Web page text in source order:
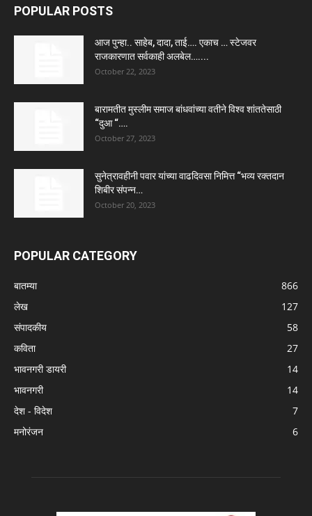
POPULAR POSTS
आज पुन्हा.. साहेब, दादा, ताई…. एकाच … स्टेजवर
राजकारणात सर्वकाही अलबेल…....
October 22, 2023
बारामतीत मुस्लीम समाज बांधवांच्या वतीने विश्व शांततेसाठी
“दुआ “….
October 27, 2023
सुनेत्रावहीनी पवार यांच्या वाढदिवसा निमित्त “भव्य रक्तदान
शिबीर संपन्न…
October 20, 2023
POPULAR CATEGORY
बातम्या
866
लेख
127
संपादकीय
58
कविता
27
भावनगरी डायरी
14
भावनगरी
14
देश - विदेश
7
मनोरंजन
6